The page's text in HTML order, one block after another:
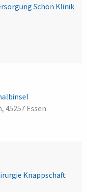
Schön Klinik
45257 Essen
Knappschaft